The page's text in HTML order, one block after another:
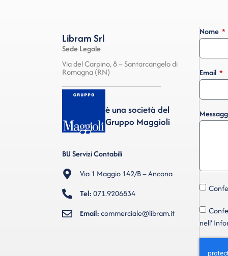
Libram Srl
Sede Legale
Via del Carpino, 8 – Santarcangelo di
Romagna (RN)
è una società del
Gruppo Maggioli
BU Servizi Contabili
Via 1 Maggio 142/B – Ancona
Tel:071.9206834
Email:commerciale@libram.it
Nome
Email
nell'